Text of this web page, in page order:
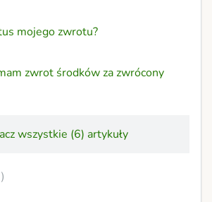
mojego zwrotu?
zwrot środków za zwrócony
wszystkie (6) artykuły